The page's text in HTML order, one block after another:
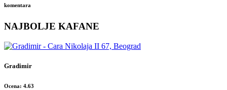
komentara
NAJBOLJE KAFANE
Gradimir
Ocena: 4.63